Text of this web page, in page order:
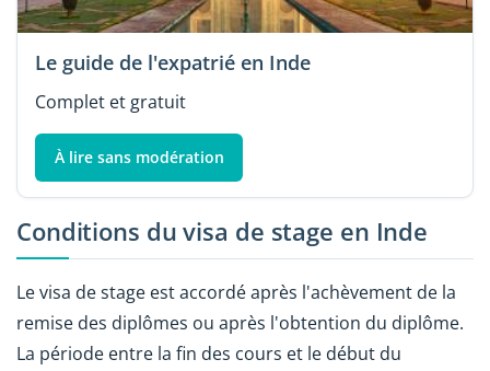
Le guide de l'expatrié en Inde
Complet et gratuit
À lire sans modération
Conditions du visa de stage en Inde
Le visa de stage est accordé après l'achèvement de la
remise des diplômes ou après l'obtention du diplôme.
La période entre la fin des cours et le début du